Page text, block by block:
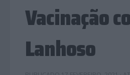
Vacinação
Lanhoso